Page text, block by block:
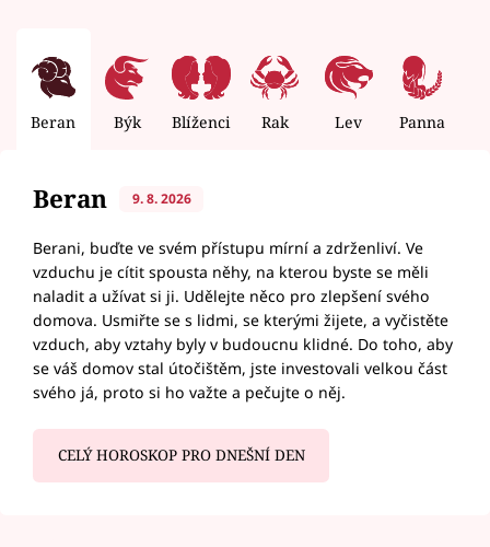
Beran Býk Blíženci Rak Lev Panna
Beran 9. 8. 2026
Berani, buďte ve svém přístupu mírní a zdrženliví. Ve
vzduchu je cítit spousta něhy, na kterou byste se měli
naladit a užívat si ji. Udělejte něco pro zlepšení svého
domova. Usmiřte se s lidmi, se kterými žijete, a vyčistěte
vzduch, aby vztahy byly v budoucnu klidné. Do toho, aby
se váš domov stal útočištěm, jste investovali velkou část
svého já, proto si ho važte a pečujte o něj.
CELÝ HOROSKOP PRO DNEŠNÍ DEN